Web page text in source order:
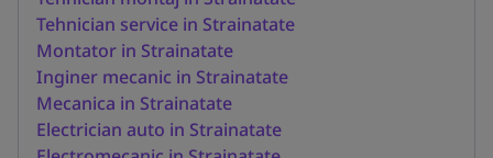
Tehnician service in Strainatate
Montator in Strainatate
Inginer mecanic in Strainatate
Mecanica in Strainatate
Electrician auto in Strainatate